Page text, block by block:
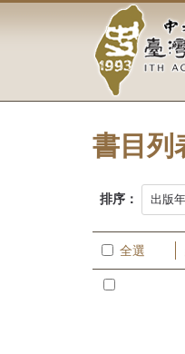
容
中
央
研
究
院-
臺
灣
史
研
書目列
排序：
全選